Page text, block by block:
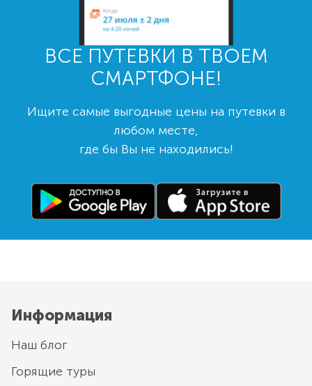
ВСЕ ПУТЕВКИ В ТВОЕМ
СМАРТФОНЕ!
Ищите самые выгодные цены на путевки в
любом месте,
где бы Вы не находились!
Информация
Наш блог
Горящие туры